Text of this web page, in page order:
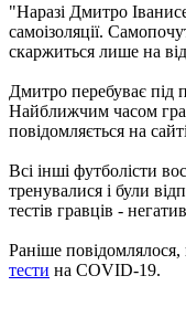
"Наразі Дмитро
самоізоляції.
скаржиться лише на
Дмитро перебуває під
Найближчим часом
повідомляється на
Всі інші футболісти
тренувалися і були
тестів гравців -
Раніше повідомлялося,
тести на COVID-19.